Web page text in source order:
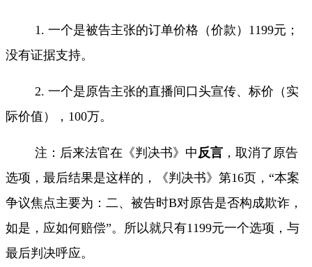
1. 一个是被告主张的订单价格（价款） 1199元；
没有证据支持。
2. 一个是原告主张的直播间口头宣传、标价（实
际价值）， 100万。
注：后来法官在《判决书》中 反言 ，取消了原告
选项，最后结果是这样的，《判决书》第16页，“本案
争议焦点主要为：二、被告时B对原告是否构成欺诈，
如是，应如何赔偿”。所以就只有1199元一个选项，与
最后判决呼应。